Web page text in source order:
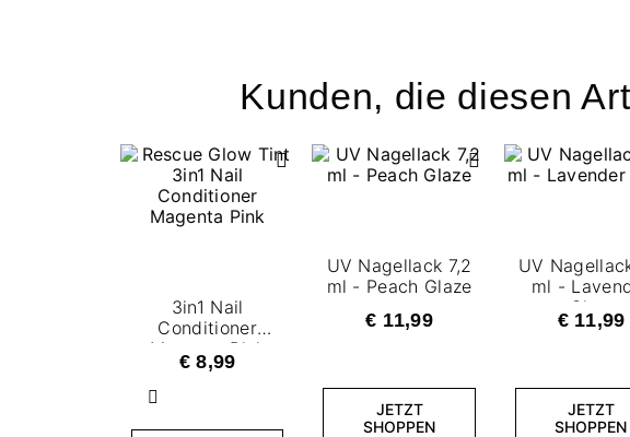
Kunden, die diesen
Zurück
3in1 Nail
Conditioner
Magenta Pink
€ 8,99
UV Nagellack 7,2
ml - Peach Glaze
€ 11,99
JETZT
SHOPPEN
UV
ml -
Glow
€ 11,99
JETZT
SHOPPEN